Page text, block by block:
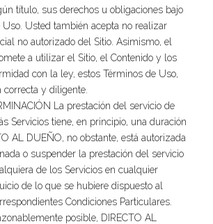
título, sus derechos u obligaciones bajo
Uso. Usted también acepta no realizar
no autorizado del Sitio. Asimismo, el
a utilizar el Sitio, el Contenido y los
con la ley, estos Términos de Uso,
y diligente.
La prestación del servicio de
Servicios tiene, en principio, una duración
AL DUEÑO, no obstante, está autorizada
o suspender la prestación del servicio
de los Servicios en cualquier
de lo que se hubiere dispuesto al
Condiciones Particulares.
posible, DIRECTO AL